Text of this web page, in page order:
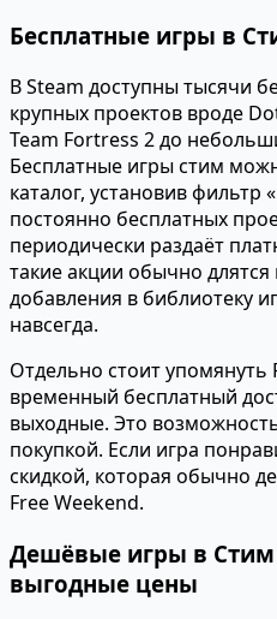
Бесплатные игры в
В Steam доступны тысячи
крупных проектов вроде
Team Fortress 2 до
Бесплатные игры стим
каталог, установив фильтр
постоянно бесплатных
периодически раздаёт
такие акции обычно
добавления в библиотеку
навсегда.
Отдельно стоит
временный бесплатный
выходные. Это
покупкой. Если игра
скидкой, которая обычно
Free Weekend.
Дешёвые игры в Стим
выгодные цены